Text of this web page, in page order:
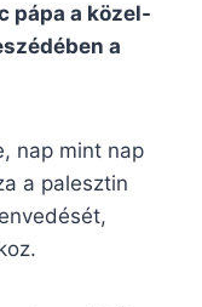
pápa a közel-
a
nap mint nap
a palesztin